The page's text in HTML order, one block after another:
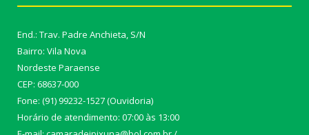
End.: Trav. Padre Anchieta, S/N
Bairro: Vila Nova
Nordeste Paraense
CEP: 68637-000
Fone: (91) 99232-1527 (Ouvidoria)
Horário de atendimento: 07:00 às 13:00